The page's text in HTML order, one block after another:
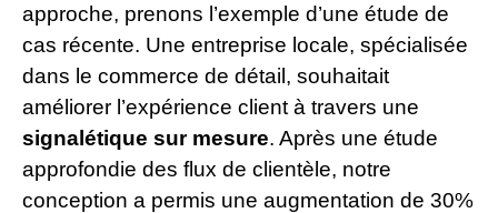
approche, prenons l’exemple d’une étude de
cas récente. Une entreprise locale, spécialisée
dans le commerce de détail, souhaitait
améliorer l’expérience client à travers une
signalétique sur mesure. Après une étude
approfondie des flux de clientèle, notre
conception a permis une augmentation de 30%